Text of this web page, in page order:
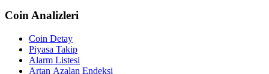
Coin Analizleri
Coin Detay
Piyasa Takip
Alarm Listesi
Artan Azalan Endeksi